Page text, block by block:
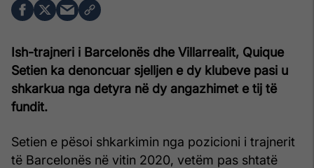
Ish-trajneri i Barcelonës dhe Villarrealit, Quique
Setien ka denoncuar sjelljen e dy klubeve pasi u
shkarkua nga detyra në dy angazhimet e tij të
fundit.
Setien e pësoi shkarkimin nga pozicioni i trajnerit
të Barcelonës në vitin 2020, vetëm pas shtatë